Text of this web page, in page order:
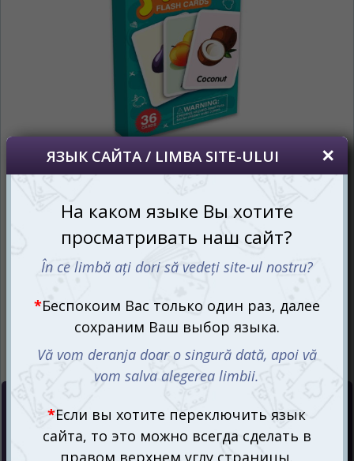
30mdl
Если вы хотите переключить язык
сайта, то это можно всегда сделать в
правом верхнем углу страницы.
Dacă doriți să schimbați limba site-ului, puteți
oricând să faceți asta în colțul din dreapta sus
RU